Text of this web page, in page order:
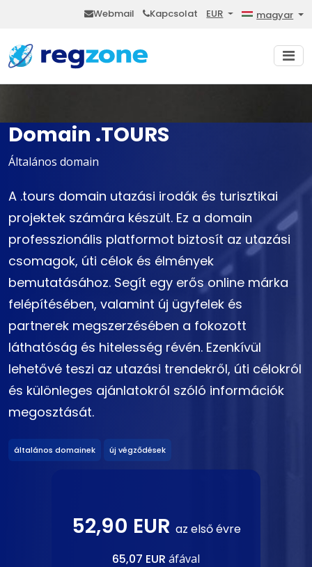
Webmail Kapcsolat EUR magyar
Domain .TOURS
Általános domain
A .tours domain utazási irodák és turisztikai
projektek számára készült. Ez a domain
professzionális platformot biztosít az utazási
csomagok, úti célok és élmények
bemutatásához. Segít egy erős online márka
felépítésében, valamint új ügyfelek és
partnerek megszerzésében a fokozott
láthatóság és hitelesség révén. Ezenkívül
lehetővé teszi az utazási trendekről, úti célokról
és különleges ajánlatokról szóló információk
megosztását.
általános domainek új végződések
52,90 EUR az első évre
65,07 EUR áfával